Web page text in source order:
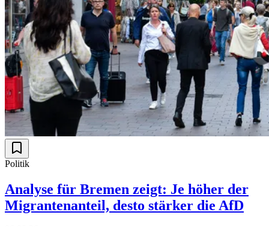
Politik
Analyse für Bremen zeigt: Je höher der
Migrantenanteil, desto stärker die AfD